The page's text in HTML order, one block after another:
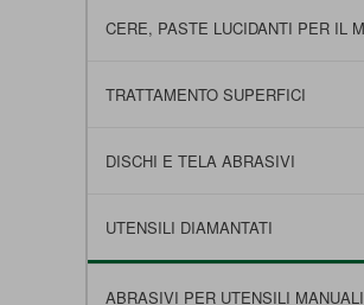
TRATTAMENTO SUPERFICI
DISCHI E TELA ABRASIVI
UTENSILI DIAMANTATI
ABRASIVI PER UTENSILI MANUALI